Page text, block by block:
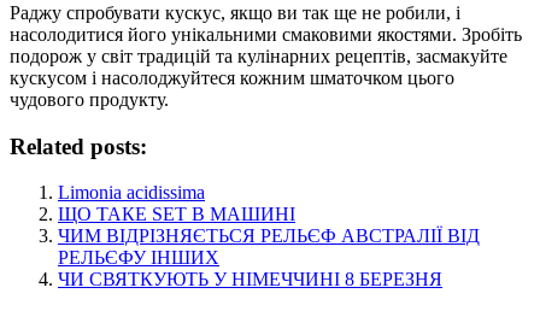
Раджу спробувати кускус, якщо ви так ще не робили, і
насолодитися його унікальними смаковими якостями. Зробіть
подорож у світ традицій та кулінарних рецептів, засмакуйте
кускусом і насолоджуйтеся кожним шматочком цього
чудового продукту.
Related posts:
Limonia acidissima
ЩО ТАКЕ SET В МАШИНІ
ЧИМ ВІДРІЗНЯЄТЬСЯ РЕЛЬЄФ АВСТРАЛІЇ ВІД
РЕЛЬЄФУ ІНШИХ
ЧИ СВЯТКУЮТЬ У НІМЕЧЧИНІ 8 БЕРЕЗНЯ